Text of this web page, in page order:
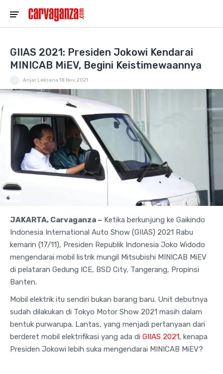
GIIAS 2021: Presiden Jokowi Kendarai
MINICAB MiEV, Begini Keistimewaannya
Anjar Leksana 18 Nov, 2021
JAKARTA, Carvaganza – Ketika berkunjung ke Gaikindo
Indonesia International Auto Show (GIIAS) 2021 Rabu
kemarin (17/11), Presiden Republik Indonesia Joko Widodo
mengendarai mobil listrik mungil Mitsubishi MINICAB MiEV
di pelataran Gedung ICE, BSD City, Tangerang, Propinsi
Banten.
Mobil elektrik itu sendiri bukan barang baru. Unit debutnya
sudah dilakukan di Tokyo Motor Show 2021 masih dalam
bentuk purwarupa. Lantas, yang menjadi pertanyaan dari
berderet mobil elektrifikasi yang ada di GIIAS 2021, kenapa
Presiden Jokowi lebih suka mengendarai MINICAB MiEV?